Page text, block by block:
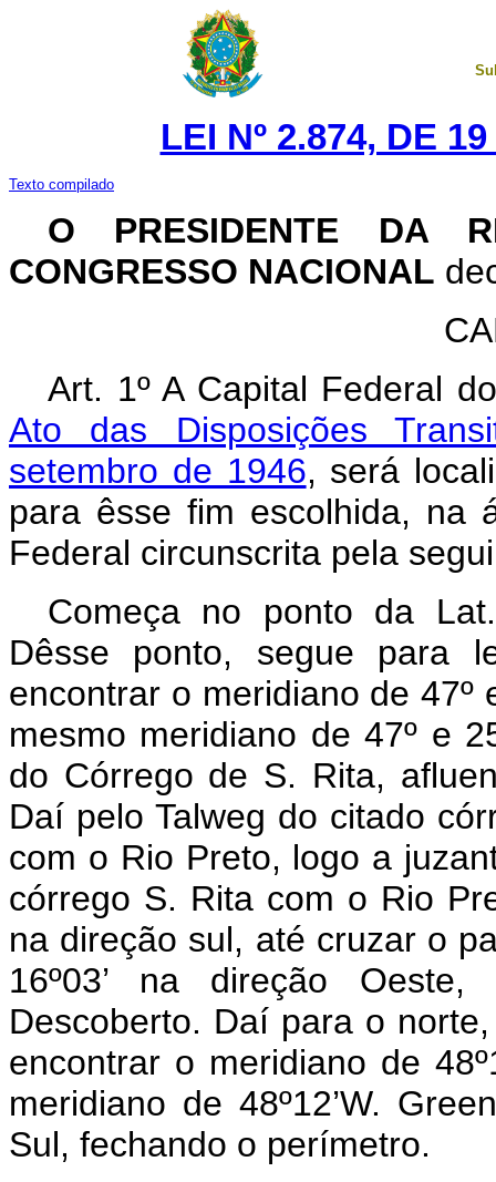
LEI Nº 2.874, DE
Texto compilado
O PRESIDENTE DA
CONGRESSO NACIONAL
Art. 1º A Capital Federal
Ato das Disposições
setembro de 1946, será
para êsse fim escolhida, na
Federal circunscrita pela
Começa no ponto da Lat.
Dêsse ponto, segue para
encontrar o meridiano de 47º
mesmo meridiano de 47º e
do Córrego de S. Rita,
Daí pelo Talweg do citado
com o Rio Preto, logo a
córrego S. Rita com o Rio
na direção sul, até cruzar o
16º03’ na direção
Descoberto. Daí para o
encontrar o meridiano de
meridiano de 48º12’W.
Sul, fechando o perímetro.